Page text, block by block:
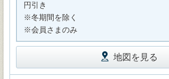
円引き
※冬期間を除く
※会員さまのみ
地図を見る